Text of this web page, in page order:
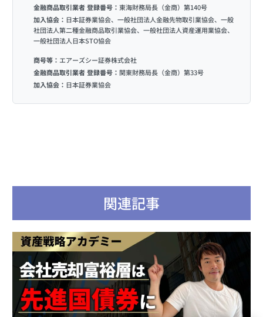
金融商品取引業者 登録番号： 東海財務局長（金商）第140号
加入協会： 日本証券業協会、一般社団法人金融先物取引業協会、一般
社団法人第二種金融商品取引業協会、一般社団法人資産運用業協会、
一般社団法人日本STO協会
商号等： エアーズシー証券株式会社
金融商品取引業者 登録番号： 関東財務局長（金商）第33号
加入協会： 日本証券業協会
関連記事